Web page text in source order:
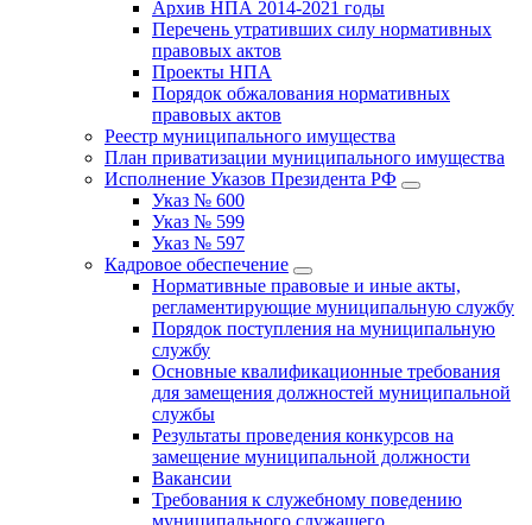
Архив НПА 2014-2021 годы
Перечень утративших силу нормативных
правовых актов
Проекты НПА
Порядок обжалования нормативных
правовых актов
Реестр муниципального имущества
План приватизации муниципального имущества
Исполнение Указов Президента РФ
Указ № 600
Указ № 599
Указ № 597
Кадровое обеспечение
Нормативные правовые и иные акты,
регламентирующие муниципальную службу
Порядок поступления на муниципальную
службу
Основные квалификационные требования
для замещения должностей муниципальной
службы
Результаты проведения конкурсов на
замещение муниципальной должности
Вакансии
Требования к служебному поведению
муниципального служащего